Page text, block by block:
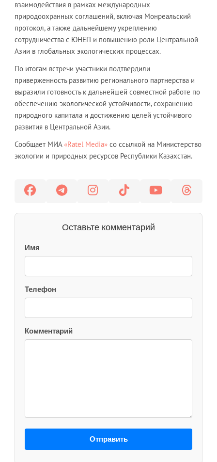
взаимодействия в рамках международных
природоохранных соглашений, включая Монреальский
протокол, а также дальнейшему укреплению
сотрудничества с ЮНЕП и повышению роли Центральной
Азии в глобальных экологических процессах.
По итогам встречи участники подтвердили
приверженность развитию регионального партнерства и
выразили готовность к дальнейшей совместной работе по
обеспечению экологической устойчивости, сохранению
природного капитала и достижению целей устойчивого
развития в Центральной Азии.
Сообщает МИА«Ratel Media» со ссылкой на Министерство
экологии и природных ресурсов Республики Казахстан.
Оставьте комментарий
Имя
Телефон
Комментарий
Отправить